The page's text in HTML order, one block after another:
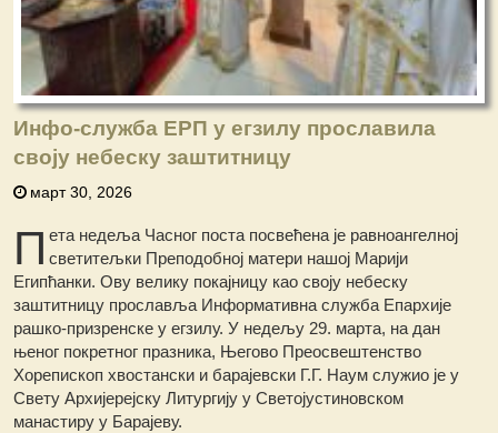
Инфо-служба ЕРП у егзилу прославила
своју небеску заштитницу
март 30, 2026
П ета недеља Часног поста посвећена је равноангелној
светитељки Преподобној матери нашој Марији
Египћанки. Ову велику покајницу као своју небеску
заштитницу прославља Информативна служба Епархије
рашко-призренске у егзилу. У недељу 29. марта, на дан
њеног покретног празника, Његово Преосвештенство
Хорепископ хвостански и барајевски Г.Г. Наум служио је у
Свету Архијерејску Литургију у Светојустиновском
манастиру у Барајеву.